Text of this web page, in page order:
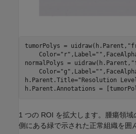
tumorPolys = uidraw(h.Parent,
    Color=
"r" ,Label=""
normalPolys = uidraw(h.Parent,
    Color=
"g" ,Label=""
h.Parent.Title="Resolution
h.Parent.Annotations =
1 つの ROI を拡大します。腫瘍領
側にある緑で示された正常組織を囲